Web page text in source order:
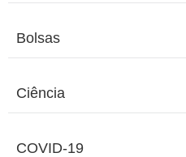
Bolsas
Ciência
COVID-19